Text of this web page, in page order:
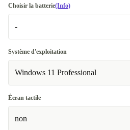
DE (QWERTZ)
IT (QWERTY)
Choisir la batterie(Info)
-
-
Disponible dans d'autres variantes
Optimale
Système d'exploitation
Windows 11 Professional
Écran tactile
non